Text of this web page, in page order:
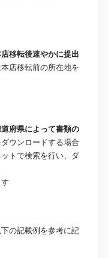
移転後速やかに提出
店移転前の所在地を
府県によって書類の
ダウンロードする場合
トで検索を行い、ダ
の記載例を参考に記